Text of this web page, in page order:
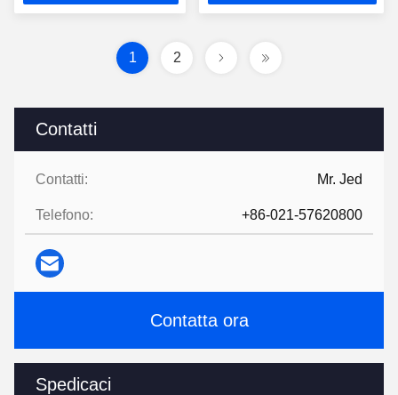
Contatti
Contatti: Mr. Jed
Telefono: +86-021-57620800
Contatta ora
Spedicaci
misurazione accurata
1 2